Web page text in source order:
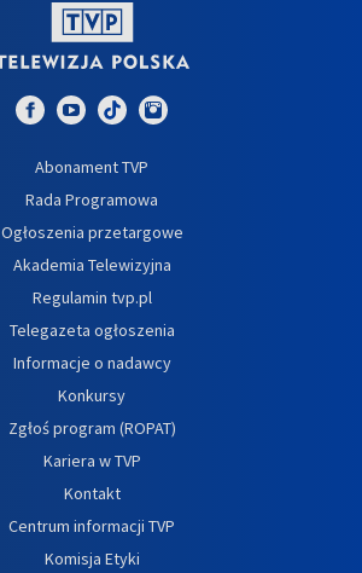
Abonament TVP
Rada Programowa
Ogłoszenia przetargowe
Akademia Telewizyjna
Regulamin tvp.pl
Telegazeta ogłoszenia
Informacje o nadawcy
Konkursy
Zgłoś program (ROPAT)
Kariera w TVP
Kontakt
Centrum informacji TVP
Komisja Etyki